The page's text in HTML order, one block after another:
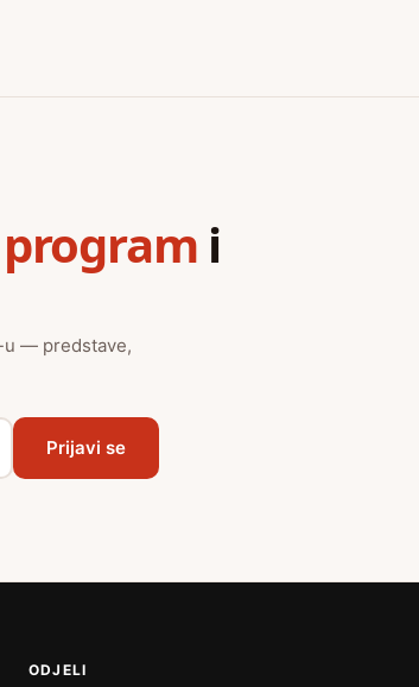
i
u — predstave,
Prijavi se
ODJELI